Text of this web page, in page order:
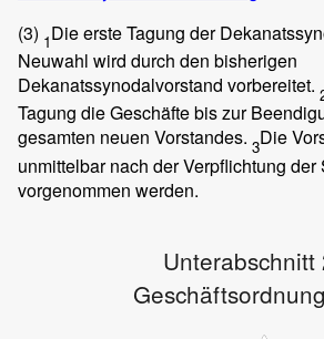
(3) 1Die erste Tagung der
Neuwahl wird durch den bisherigen
Dekanatssynodalvorstand vorbereitet.
Tagung die Geschäfte bis zur
gesamten neuen Vorstandes. 3Die
unmittelbar nach der Verpflichtung der
vorgenommen werden.
Unterabschnitt
Geschäftsordnung